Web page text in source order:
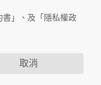
廠商連結，這些置
對於您主動提供的個
別的隱私權保護政
意公開個人資料的行
書」、及「隱私權政
取消